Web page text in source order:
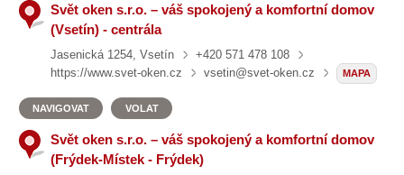
Svět oken s.r.o. – váš spokojený a komfortní domov
(Vsetín) - centrála
Jasenická 1254, Vsetín
+420 571 478 108
https://www.svet-oken.cz
vsetin@svet-oken.cz MAPA
NAVIGOVAT VOLAT
Svět oken s.r.o. – váš spokojený a komfortní domov
(Frýdek-Místek - Frýdek)